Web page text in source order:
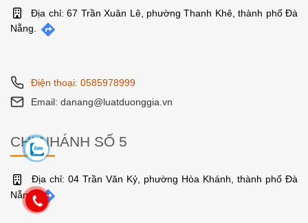
Địa chỉ: 67 Trần Xuân Lê, phường Thanh Khê, thành phố Đà
Nẵng.
Điện thoại: 0585978999
Email: danang@luatduonggia.vn
CHI NHÁNH SỐ 5
Địa chỉ: 04 Trần Văn Kỷ, phường Hòa Khánh, thành phố Đà
Nẵng.